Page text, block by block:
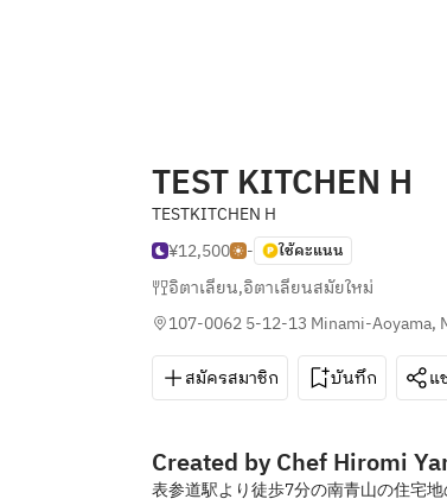
TEST KITCHEN H
TESTKITCHEN H
¥12,500
- ใช้คะแนน
อิตาเลียน,อิตาเลียนสมัยใหม่
107-0062 5-12-13 Minami-Aoyama,
สมัครสมาชิก บันทึก แ
Created by Chef Hiromi
表参道駅より徒歩7分の南青山の住宅